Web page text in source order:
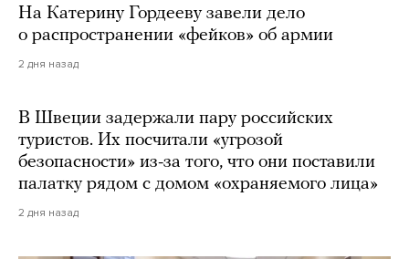
На Катерину Гордееву завели дело
о распространении «фейков» об армии
2 дня назад
В Швеции задержали пару российских
туристов. Их посчитали «угрозой
безопасности» из-за того, что они поставили
палатку рядом с домом «охраняемого лица»
2 дня назад